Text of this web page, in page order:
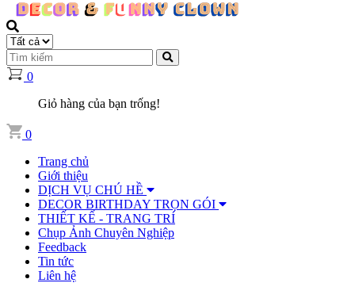
0
Giỏ hàng của bạn trống!
0
Trang chủ
Giới thiệu
DỊCH VỤ CHÚ HỀ
DECOR BIRTHDAY TRỌN GÓI
THIẾT KẾ - TRANG TRÍ
Chụp Ảnh Chuyên Nghiệp
Feedback
Tin tức
Liên hệ